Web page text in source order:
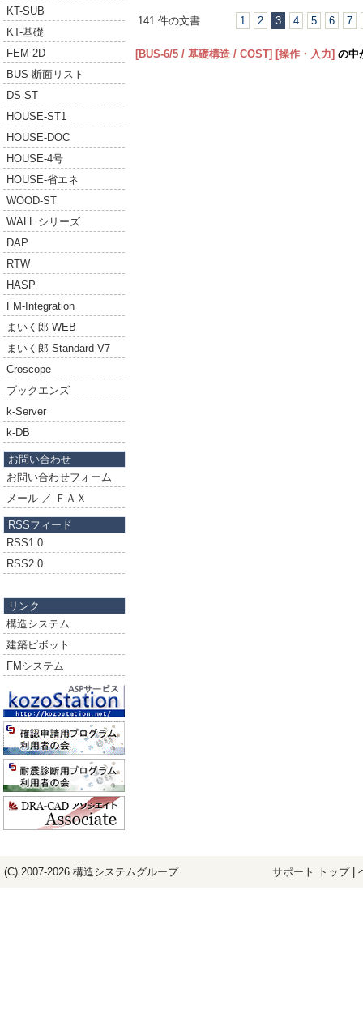
KT-SUB
KT-基礎
FEM-2D
BUS-断面リスト
DS-ST
HOUSE-ST1
HOUSE-DOC
HOUSE-4号
HOUSE-省エネ
WOOD-ST
WALL シリーズ
DAP
RTW
HASP
FM-Integration
まいく郎 WEB
まいく郎 Standard V7
Croscope
ブックエンズ
k-Server
k-DB
お問い合わせ
お問い合わせフォーム
メール ／ ＦＡＸ
RSSフィード
RSS1.0
RSS2.0
リンク
構造システム
建築ピボット
FMシステム
141 件の文書 1 2 3 4 5 6 7
[BUS-6/5 / 基礎構造 / COST] [操作・入力] の中
(C) 2007-2026 構造システムグループ サポート トップ|